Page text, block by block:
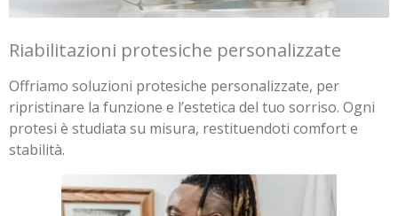
Riabilitazioni protesiche personalizzate
Offriamo soluzioni protesiche personalizzate, per
ripristinare la funzione e l’estetica del tuo sorriso. Ogni
protesi è studiata su misura, restituendoti comfort e
stabilità.